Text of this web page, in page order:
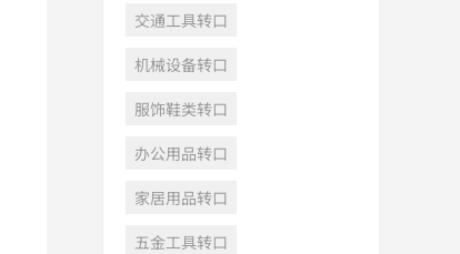
交通工具转口
机械设备转口
服饰鞋类转口
办公用品转口
家居用品转口
五金工具转口